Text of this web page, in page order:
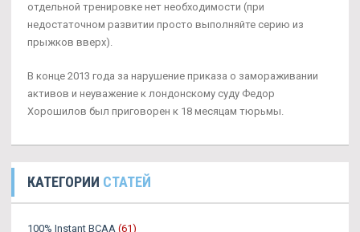
отдельной тренировке нет необходимости (при
недостаточном развитии просто выполняйте серию из
прыжков вверх).
В конце 2013 года за нарушение приказа о замораживании
активов и неуважение к лондонскому суду Федор
Хорошилов был приговорен к 18 месяцам тюрьмы.
КАТЕГОРИИ СТАТЕЙ
100% Instant BCAA (61)